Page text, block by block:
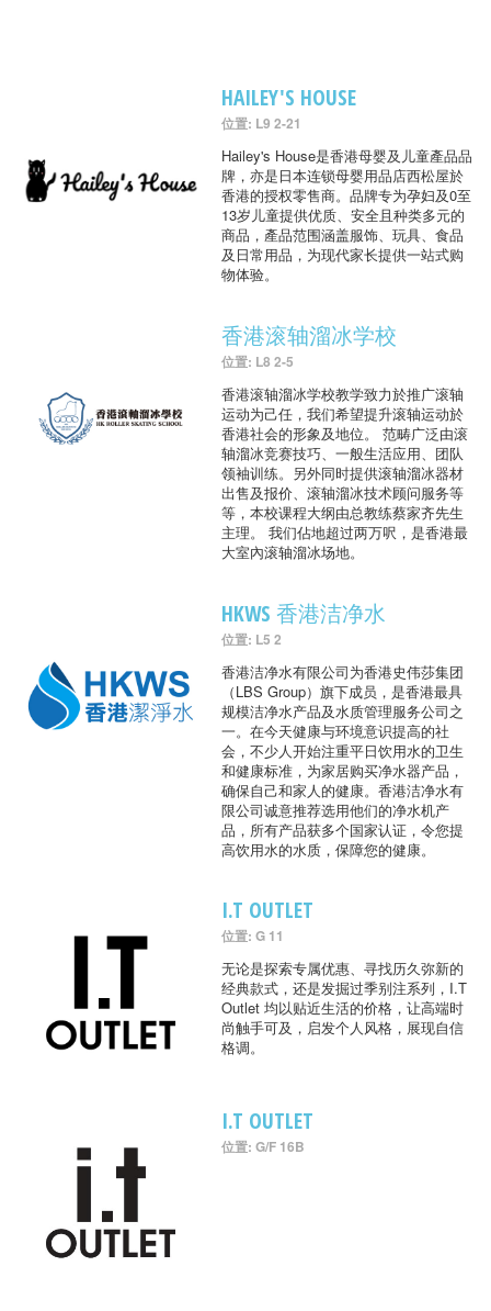
HAILEY'S HOUSE
位置: L9 2-21
Hailey's House是香港母婴及儿童產品品
牌，亦是日本连锁母婴用品店西松屋於
香港的授权零售商。品牌专为孕妇及0至
13岁儿童提供优质、安全且种类多元的
商品，產品范围涵盖服饰、玩具、食品
及日常用品，为现代家长提供一站式购
物体验。
香港滚轴溜冰学校
位置: L8 2-5
香港滚轴溜冰学校教学致力於推广滚轴
运动为己任，我们希望提升滚轴运动於
香港社会的形象及地位。 范畴广泛由滚
轴溜冰竞赛技巧、一般生活应用、团队
领袖训练。另外同时提供滚轴溜冰器材
出售及报价、滚轴溜冰技术顾问服务等
等，本校课程大纲由总教练蔡家齐先生
主理。 我们佔地超过两万呎，是香港最
大室內滚轴溜冰场地。
HKWS 香港洁净水
位置: L5 2
香港洁净水有限公司为香港史伟莎集团
（LBS Group）旗下成员，是香港最具
规模洁净水产品及水质管理服务公司之
一。在今天健康与环境意识提高的社
会，不少人开始注重平日饮用水的卫生
和健康标准，为家居购买净水器产品，
确保自己和家人的健康。香港洁净水有
限公司诚意推荐选用他们的净水机产
品，所有产品获多个国家认证，令您提
高饮用水的水质，保障您的健康。
I.T OUTLET
位置: G 11
无论是探索专属优惠、寻找历久弥新的
经典款式，还是发掘过季别注系列，I.T
Outlet 均以贴近生活的价格，让高端时
尚触手可及，启发个人风格，展现自信
格调。
I.T OUTLET
位置: G/F 16B